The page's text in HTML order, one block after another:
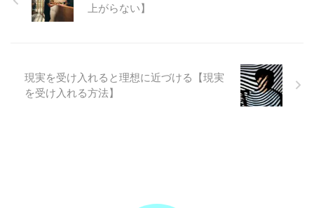
上がらない】
現実を受け入れると理想に近づける【現実
を受け入れる方法】